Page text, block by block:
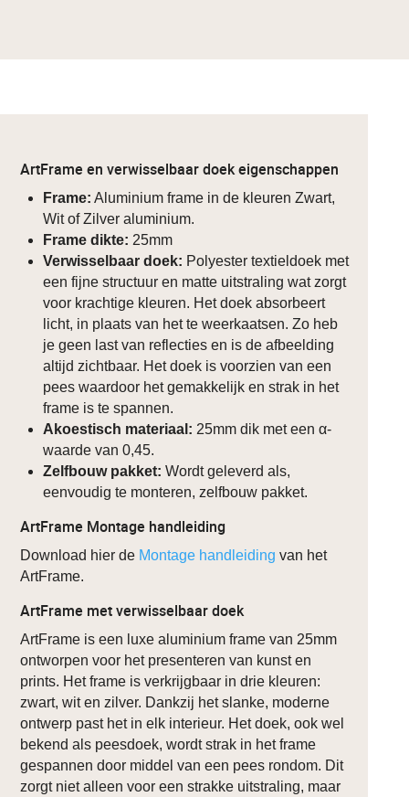
ArtFrame en verwisselbaar doek eigenschappen
Frame: Aluminium frame in de kleuren Zwart,
Wit of Zilver aluminium.
Frame dikte: 25mm
Verwisselbaar doek: Polyester textieldoek met
een fijne structuur en matte uitstraling wat zorgt
voor krachtige kleuren. Het doek absorbeert
licht, in plaats van het te weerkaatsen. Zo heb
je geen last van reflecties en is de afbeelding
altijd zichtbaar. Het doek is voorzien van een
pees waardoor het gemakkelijk en strak in het
frame is te spannen.
Akoestisch materiaal: 25mm dik met een α-
waarde van 0,45.
Zelfbouw pakket: Wordt geleverd als,
eenvoudig te monteren, zelfbouw pakket.
ArtFrame Montage handleiding
Download hier de Montage handleiding van het
ArtFrame.
ArtFrame met verwisselbaar doek
ArtFrame is een luxe aluminium frame van 25mm
ontworpen voor het presenteren van kunst en
prints. Het frame is verkrijgbaar in drie kleuren:
zwart, wit en zilver. Dankzij het slanke, moderne
ontwerp past het in elk interieur. Het doek, ook wel
bekend als peesdoek, wordt strak in het frame
gespannen door middel van een pees rondom. Dit
zorgt niet alleen voor een strakke uitstraling, maar